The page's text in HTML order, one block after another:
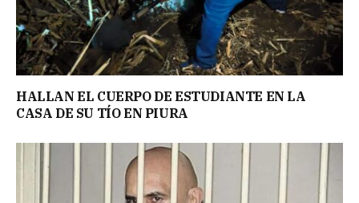
HALLAN EL CUERPO DE ESTUDIANTE EN LA
CASA DE SU TÍO EN PIURA